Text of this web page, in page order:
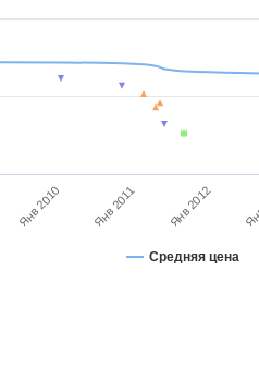
Средняя цена
Янв 2010 Янв 2011 Янв 2012